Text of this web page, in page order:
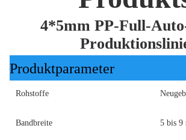
4*5mm PP-Full-
Produktparameter
Rohstoffe
Bandbreite 5 bis 9